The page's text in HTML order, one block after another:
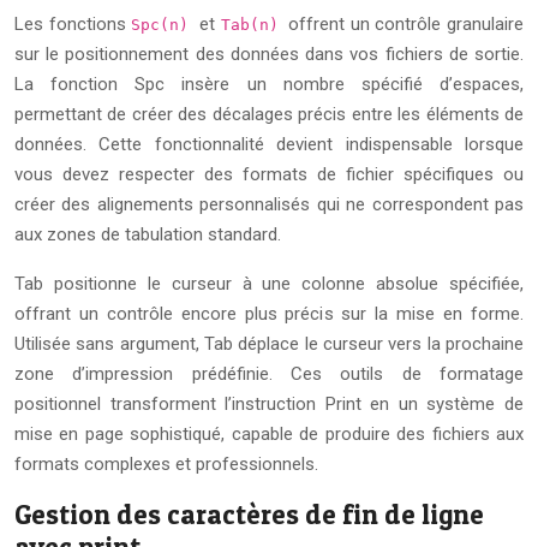
Les fonctions Spc(n) et Tab(n)offrent un contrôle granulaire
sur le positionnement des données dans vos fichiers de sortie.
La fonction Spc insère un nombre spécifié d’espaces,
permettant de créer des décalages précis entre les éléments de
données. Cette fonctionnalité devient indispensable lorsque
vous devez respecter des formats de fichier spécifiques ou
créer des alignements personnalisés qui ne correspondent pas
aux zones de tabulation standard.
Tab positionne le curseur à une colonne absolue spécifiée,
offrant un contrôle encore plus précis sur la mise en forme.
Utilisée sans argument, Tab déplace le curseur vers la prochaine
zone d’impression prédéfinie. Ces outils de formatage
positionnel transforment l’instruction Print en un système de
mise en page sophistiqué, capable de produire des fichiers aux
formats complexes et professionnels.
Gestion des caractères de fin de ligne